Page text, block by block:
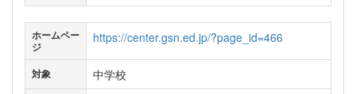
ホームペー
ジ
https://center.gsn.ed.jp/?page_id=466
対象 中学校